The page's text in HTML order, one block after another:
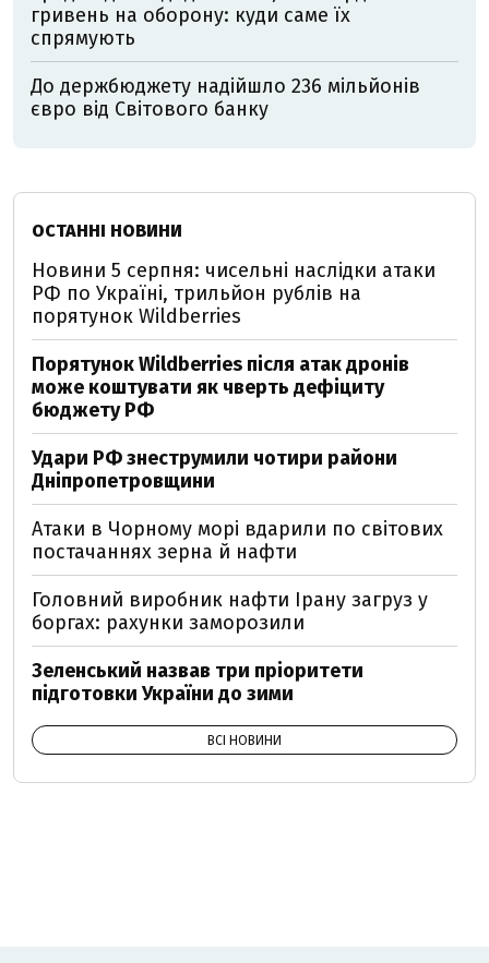
гривень на оборону: куди саме їх
спрямують
До держбюджету надійшло 236 мільйонів
євро від Світового банку
ОСТАННІ НОВИНИ
Новини 5 серпня: чисельні наслідки атаки
РФ по Україні, трильйон рублів на
порятунок Wildberries
Порятунок Wildberries після атак дронів
може коштувати як чверть дефіциту
бюджету РФ
Удари РФ знеструмили чотири райони
Дніпропетровщини
Атаки в Чорному морі вдарили по світових
постачаннях зерна й нафти
Головний виробник нафти Ірану загруз у
боргах: рахунки заморозили
Зеленський назвав три пріоритети
підготовки України до зими
ВСІ НОВИНИ